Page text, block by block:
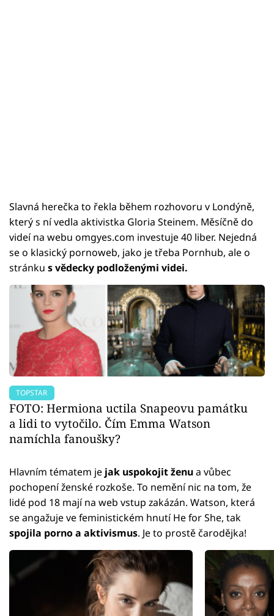
Slavná herečka to řekla během rozhovoru v Londýně,
který s ní vedla aktivistka Gloria Steinem. Měsíčně do
videí na webu omgyes.com investuje 40 liber. Nejedná
se o klasický pornoweb, jako je třeba Pornhub, ale o
stránku s vědecky podloženými videi.
TOPSTAR
FOTO: Hermiona uctila Snapeovu památku
a lidi to vytočilo. Čím Emma Watson
namíchla fanoušky?
Hlavním tématem je jak uspokojit ženua vůbec
pochopení ženské rozkoše. To nemění nic na tom, že
lidé pod 18 mají na web vstup zakázán. Watson, která
se angažuje ve feministickém hnutí He for She, tak
spojila porno a aktivismus. Je to prostě čarodějka!